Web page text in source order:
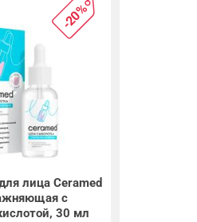
-20%
лица Ceramed
с
30 мл